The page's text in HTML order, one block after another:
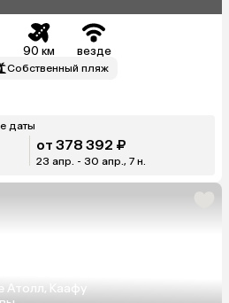
90 км везде
Собственный пляж
даты
от 378 392 ₽
23 апр. - 30 апр., 7 н.
Атолл, Каафу